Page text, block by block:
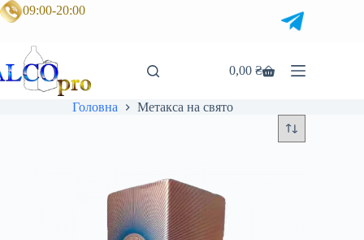
Перейти
до
09:00-20:00
Кошик
0,00₴
Головна Метакса на свято